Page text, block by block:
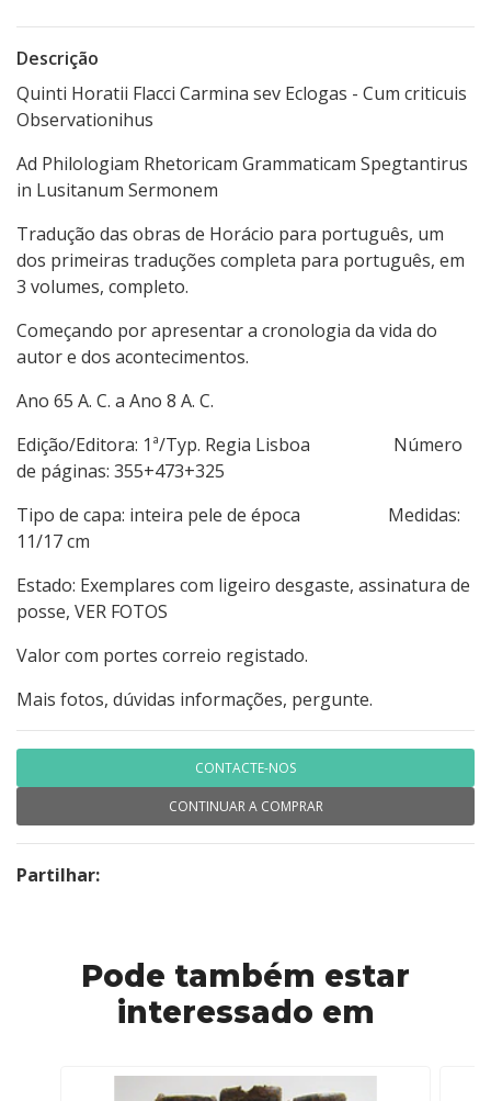
Descrição
Quinti Horatii Flacci Carmina sev Eclogas - Cum criticuis
Observationihus
Ad Philologiam Rhetoricam Grammaticam Spegtantirus
in Lusitanum Sermonem
Tradução das obras de Horácio para português, um
dos primeiras traduções completa para português, em
3 volumes, completo.
Começando por apresentar a cronologia da vida do
autor e dos acontecimentos.
Ano 65 A. C. a Ano 8 A. C.
Edição/Editora: 1ª/Typ. Regia Lisboa Número
de páginas: 355+473+325
Tipo de capa: inteira pele de época Medidas:
11/17 cm
Estado: Exemplares com ligeiro desgaste, assinatura de
posse, VER FOTOS
Valor com portes correio registado.
Mais fotos, dúvidas informações, pergunte.
CONTACTE-NOS
CONTINUAR A COMPRAR
Partilhar:
Pode também estar
interessado em